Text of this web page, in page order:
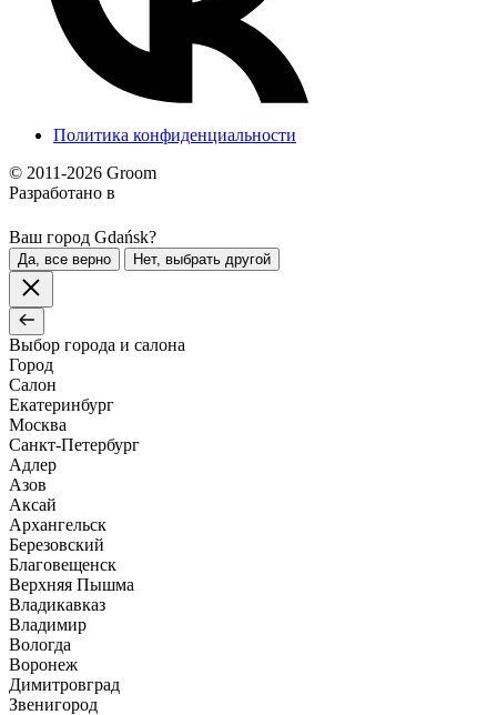
Политика конфиденциальности
© 2011-2026 Groom
Разработано в
Ваш город Gdańsk?
Да, все верно Нет, выбрать другой
Выбор города и салона
Город
Салон
Екатеринбург
Москва
Санкт-Петербург
Адлер
Азов
Аксай
Архангельск
Березовский
Благовещенск
Верхняя Пышма
Владикавказ
Владимир
Вологда
Воронеж
Димитровград
Звенигород